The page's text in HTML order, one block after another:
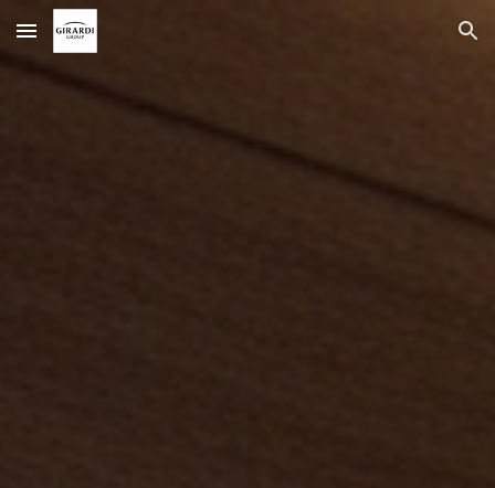
Skip to main content Skip to navigation